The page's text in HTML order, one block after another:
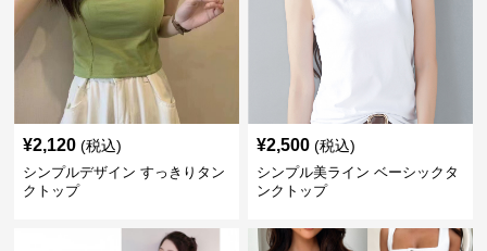
¥2,120 (税込)
シンプルデザイン すっきりタン
クトップ
¥2,500 (税込)
シンプル美ライン ベーシックタ
ンクトップ